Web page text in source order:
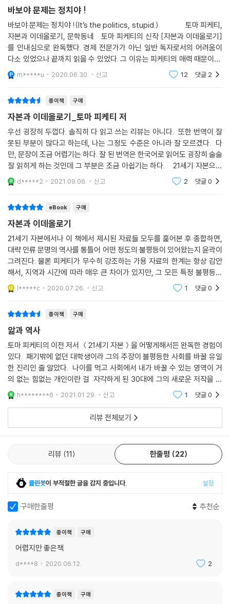
심화되어가고 있으며, 공동선을 명분으로 정당화되기가 곤란한 지경에 이
르렀다고 본다. 즉 뉴딜정책과 소득과 자산에 대한 강력한 누진세가 불평
등을 완화하고 경제적 번영을 이끌었던 20세기 중반 이후, 레이건과 대처
로 상징되는 ‘보수혁명’을 거쳐 사적소유에 대한 절대적 신성화를 기반으
로 한 소유주의 이데올로기가 다시금 강력하게 부상했다는 것이다. 그러나
역사는 선형적이지 않을지언정 인류의 진보를 향해 진전되어왔다. 피케티
고착되기도 하지만, 사회를 다른 형태로 전환시키는 힘이기도 하다는 것을
역사학적이고도 경제학적인 연구를 동원해 매우 실증적으로 증명하고 있
다.
불평등은 이데올로기적이고 정치적이다: 사적소유의 신성화와 불평등의
자연화
피케티는 서문에서 “불평등은 경제적인 것도 기술공학적인 것도 아니다.
역사 연구의 뚜렷한 결론이다”(19쪽)라고 밝히고 있다. 『21세기 자본』이
불평등과 재분배를 둘러싼 정치적-이데올로기적 진화를 일종의 블랙박스
처럼 다룬 한계를 지녔다고 자평하는 피케티는 『자본과 이데올로기』에서
이를 정면에서 다루고자 한다. 따라서 이 책이 보여주고자 하는 것은 불평
등이 경제 논리에 의한 필연이 아니며, 사회의 지배이데올로기와 정치적
세력균형에 따라 형태를 달리해 진화해왔다는 점이다.
책의 1부는 사회적 불평등과 그 정당화의 기원을 다룬다. 특히 근대 이전의
능적 신분사회가 프랑스혁명이라는 단절을 경유해 19세기 서유럽에서 만
개한 소유자사회로 전환되는 과정을 기술한다. 2부는 유럽 열강의 제국적
식민주의를 통해 한 사회의 불평등이 그 내부와 외부를 가로지르며 전개되
는 모습을 기술하는데, 특히 식민지배의 종언에서 유럽 국가들이 가장 공
을 들인 것이 식민지 피지배 노예들에 대한 배상이 아니라, 유럽인 노예소
유자들에 대한 배상이었다는 점을 강조한다. ‘사적소유’가 불가침의 신성
한 권리로 완성되는 데는 정치체제와 소유체제가 불가분의 관계로 부단히
연결되어온 역사적 과정이 놓여 있다는 것이다.
브라만 좌파와 상인 우파: 부의 대물림과 교육 불평등의 심화가 불러온 정
유럽 사민주의사회의 출현을 거치며 세계의 불평등은 역사적으로 가장 완
우경화 및 소련과 공산주의의 몰락을 거치며 21세기에 불평등이 다시금 폭
융자본의 세계화와 초집중, 조세피난처로 상징되는 불투명성으로 인해 한
대를 다룬다.
중되는 현상, 유럽 사민주의 정치가 재분배를 향한 야망을 포기한 대가, 구
바보야 문제는 정치야 !
바보야 문제는 정치야 !(It’s the politics, stupid.) 토마 피케티,
자본과 이데올로기, 문학동네 토마 피케티의 신작 [자본과 이데올로기]
를 인내심으로 완독했다. 경제 전문가가 아닌 일반 독자로서의 어려움이
다소 있었으나 끝까지 읽을 수 있었다. 그 이유는 피케티의 매력 때문이다.
우선 피케티는 명료하고 단순하게 책을 썼고, 그가 말하고자 하는 논제를
정확
m*****u 2020.06.30. 신고 12 댓글 2
종이책 구매
자본과 이데올로기_토마 피케티 저
우선 굉장히 두껍다. 솔직히 다 읽고 쓰는 리뷰는 아니다. 또한 번역이 잘
못된 부분이 많다고 하는데, 나는 그정도 수준은 아니라 잘 모르겠다. 다
만, 문장이 조금 어렵기는 하다. 잘 된 번역은 한국어로 읽어도 굉장히 술술
잘 읽히게 하는 것인데 그 부분은 조금 아쉽기는 하다. 21세기 자본으로
세계적 스타 경제학자로 떠오른 토마 피케티의 신작 자본과 이데올로기다.
노동
d*****2 2021.09.06. 신고 2 댓글0
eBook 구매
자본과 이데올로기
21세기 자본에서나 이 책에서 제시된 자료들 모두를 훑어본 후 종합하면,
대략 인류 문명의 역사를 통틀어 어떤 정도의 불평등이 있어왔는지 윤곽이
그려진다. 물론 피케티가 무수히 강조하는 가용 자료의 한계는 항상 감안
해서, 지역과 시간에 따라 매우 큰 차이가 있지만, 그 모든 특정 불평등한
상황을 지수로 변환하고 인구?기간의 가중치를 곱해 계산하는 식으로 해
서 전체 역사의
l*****c 2020.07.26. 신고 1 댓글0
종이책 구매
앎과 역사
토마 피케티의 이전 저서 ＜21세기 자본＞을 어떻게해서든 완독한 경험이
있다. 패기밖에 없던 대학생이라 그의 주장이 불평등한 사회를 바꿀 유일
한 진리인 줄 알았다. 나이를 먹고 사회에서 내가 바꿀 수 있는 영역이 거
의 없는 힘없는 개인이란 걸 자각하게 된 30대에 그의 새로운 저작을 읽
는다. 아마도 예전으로 돌아가 이 책을 읽었다면 많이 실망했을 것 같다.
문제제기
h********6 2021.01.29. 신고 1 댓글0
리뷰 전체보기
리뷰 11 한줄평 22
클린봇이 부적절한 글을 감지 중입니다. 설정
구매한줄평 추천순
종이책 구매
어렵지만 좋은책
d****8 2020.06.12. 2
종이책 구매